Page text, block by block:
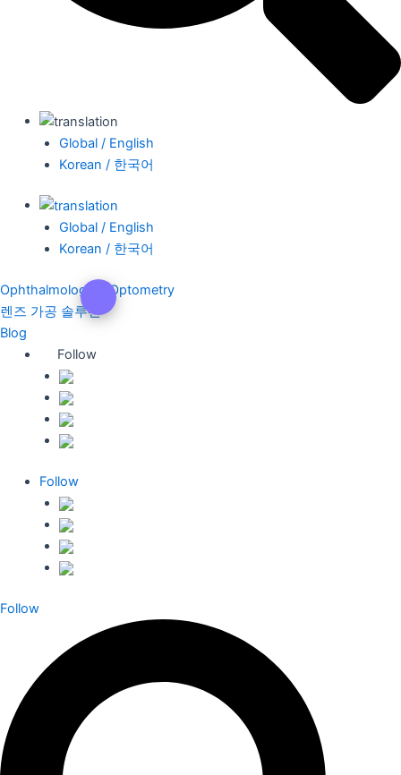
Global / English
Korean / 한국어
Global / English
Korean / 한국어
Ophthalmology & Optometry
렌즈 가공 솔루션
Blog
Follow
Follow
Follow